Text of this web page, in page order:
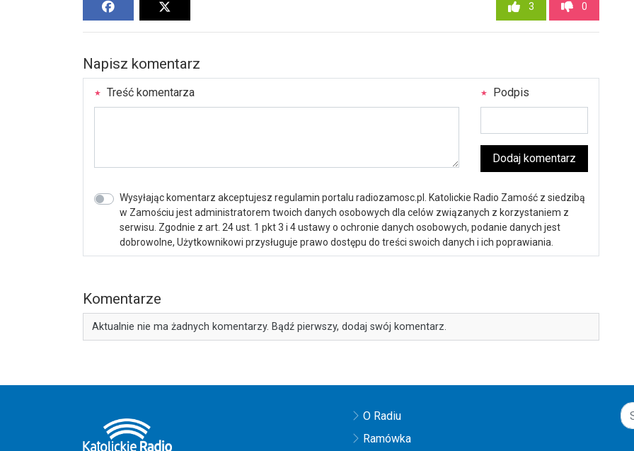
3 0
Napisz komentarz
Treść komentarza Podpis
Dodaj komentarz
Wysyłając komentarz akceptujesz regulamin portalu radiozamosc.pl. Katolickie Radio Zamość z siedzibą
w Zamościu jest administratorem twoich danych osobowych dla celów związanych z korzystaniem z
serwisu. Zgodnie z art. 24 ust. 1 pkt 3 i 4 ustawy o ochronie danych osobowych, podanie danych jest
dobrowolne, Użytkownikowi przysługuje prawo dostępu do treści swoich danych i ich poprawiania.
Komentarze
Aktualnie nie ma żadnych komentarzy. Bądź pierwszy, dodaj swój komentarz.
O Radiu
Ramówka